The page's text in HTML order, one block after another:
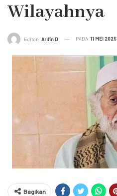
Wilayahnya
Editor: Arifin D PADA 11 MEI 2025
Bagikan